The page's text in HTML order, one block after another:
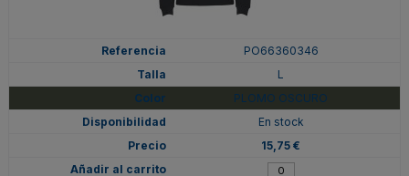
PO66360346
L
PLOMO OSCURO
En stock
15,75 €